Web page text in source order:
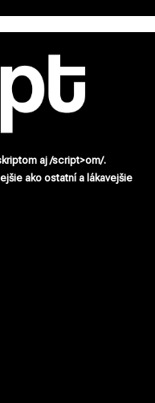
aj /script>om/.
ako ostatní a lákavejšie